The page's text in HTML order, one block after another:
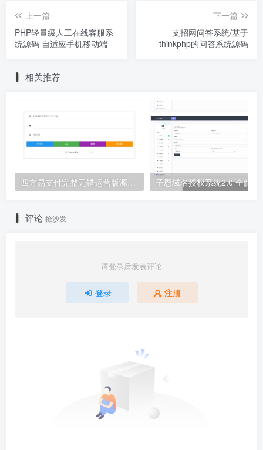
上一篇
PHP轻量级人工在线客服系
统源码 自适应手机移动端
下一篇
支招网问答系统/基于
thinkphp的问答系统源码
相关推荐
四方易支付完整无错运营版源码,内置易支付/码支付/微信支付/支付宝接口
评论 抢沙发
请登录后发表评论
登录 注册